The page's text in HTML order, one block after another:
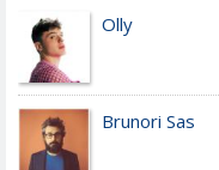
Olly
Brunori Sas